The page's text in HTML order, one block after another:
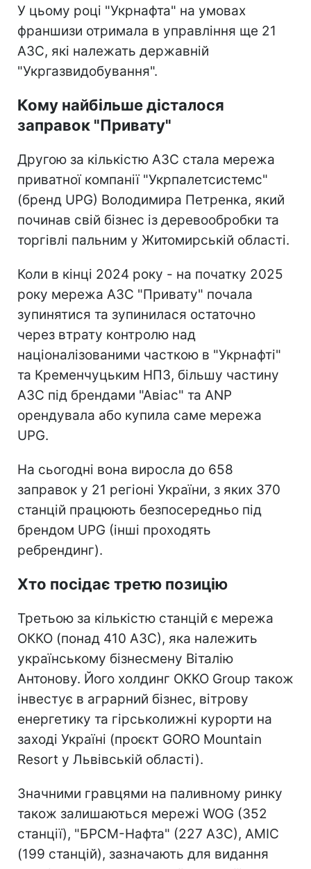
У цьому році "Укрнафта" на умовах
франшизи отримала в управління ще 21
АЗС, які належать державній
"Укргазвидобування".
Кому найбільше дісталося
заправок "Привату"
Другою за кількістю АЗС стала мережа
приватної компанії "Укрпалетсистемс"
(бренд UPG) Володимира Петренка, який
починав свій бізнес із деревообробки та
торгівлі пальним у Житомирській області.
Коли в кінці 2024 року - на початку 2025
року мережа АЗС "Привату" почала
зупинятися та зупинилася остаточно
через втрату контролю над
націоналізованими часткою в "Укрнафті"
та Кременчуцьким НПЗ, більшу частину
АЗС під брендами "Авіас" та ANP
орендувала або купила саме мережа
UPG.
На сьогодні вона виросла до 658
заправок у 21 регіоні України, з яких 370
станцій працюють безпосередньо під
брендом UPG (інші проходять
ребрендинг).
Хто посідає третю позицію
Третьою за кількістю станцій є мережа
ОККО (понад 410 АЗС), яка належить
українському бізнесмену Віталію
Антонову. Його холдинг ОККО Group також
інвестує в аграрний бізнес, вітрову
енергетику та гірськолижні курорти на
заході Україні (проєкт GORO Mountain
Resort у Львівській області).
Значними гравцями на паливному ринку
також залишаються мережі WOG (352
станції), "БРСМ-Нафта" (227 АЗС), АМІС
(199 станцій), зазначають для видання